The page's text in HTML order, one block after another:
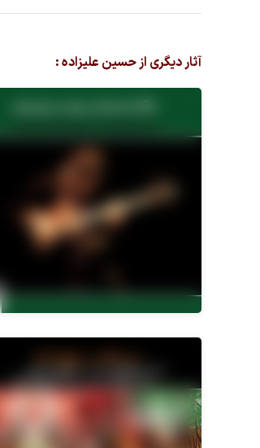
آثار دیگری از حسین علیزاده :